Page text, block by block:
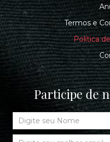
Termos e
Política
Participe de